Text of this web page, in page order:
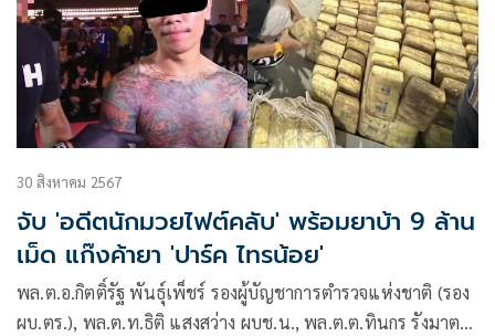
30 สิงหาคม 2567
จับ 'อดีตนักมวยไฟต์คลับ' พร้อมยาบ้า 9 ล้าน
เม็ด แก๊งค้ายา 'ปาร์ค ไทรน้อย'
พล.ต.อ.กิตติ์รัฐ พันธุ์เพ็ชร์ รองผู้บัญชาการตำรวจแห่งชาติ (รอง
ผบ.ตร.), พล.ต.ท.ธิติ แสงสว่าง ผบช.น., พล.ต.ต.ทินกร รังมาตย์